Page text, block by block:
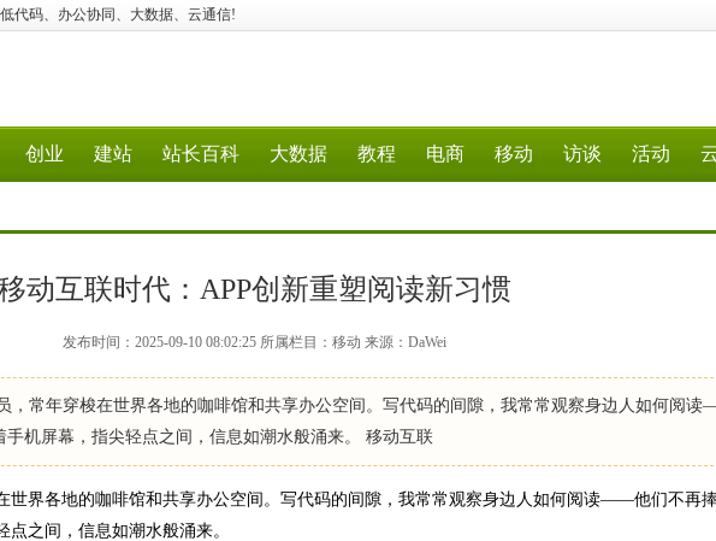
代码、办公协同、大数据、云通信!
创业 建站 站长百科 大数据 教程 电商 移动 访谈 活动
动互联时代：APP创新重塑阅读新习惯
发布时间：2025-09-10 08:02:25 所属栏目：移动 来源：DaWei
，常年穿梭在世界各地的咖啡馆和共享办公空间。写代码的间隙，我常常观察身边人如何阅
机屏幕，指尖轻点之间，信息如潮水般涌来。 移动互联
世界各地的咖啡馆和共享办公空间。写代码的间隙，我常常观察身边人如何阅读——他们不再
之间，信息如潮水般涌来。